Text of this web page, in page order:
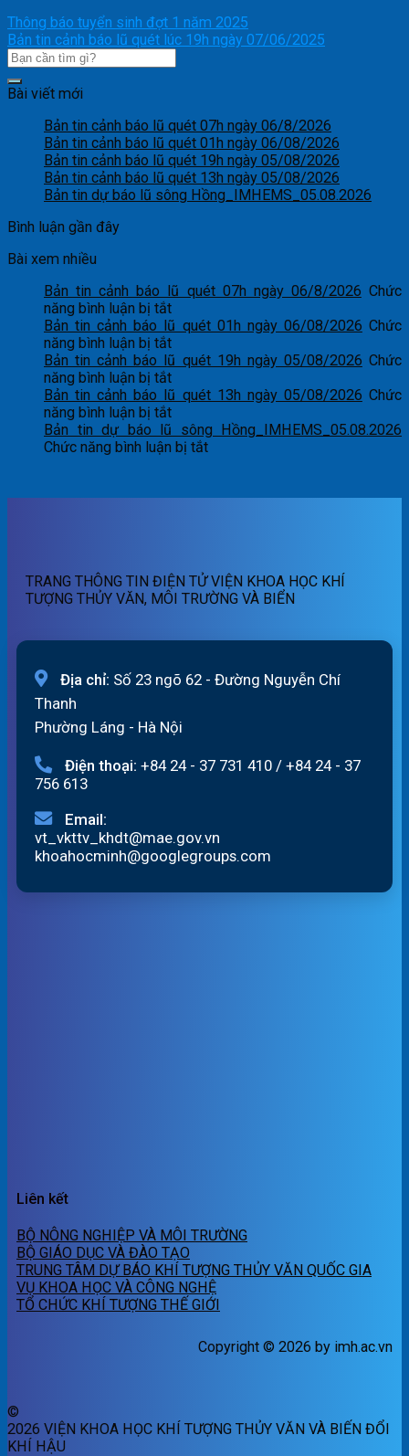
Thông báo tuyển sinh đợt 1 năm 2025
Bản tin cảnh báo lũ quét lúc 19h ngày 07/06/2025
Bài viết mới
Bản tin cảnh báo lũ quét 07h ngày 06/8/2026
Bản tin cảnh báo lũ quét 01h ngày 06/08/2026
Bản tin cảnh báo lũ quét 19h ngày 05/08/2026
Bản tin cảnh báo lũ quét 13h ngày 05/08/2026
Bản tin dự báo lũ sông Hồng_IMHEMS_05.08.2026
Bình luận gần đây
Bài xem nhiều
Bản tin cảnh báo lũ quét 07h ngày 06/8/2026 Chức
năng bình luận bị tắtở
Bản
tin
cảnh
báo
lũ
quét
07h
ngày
Bản tin cảnh báo lũ quét 01h ngày 06/08/2026 Chức
năng bình luận bị tắtở
Bản
tin
cảnh
báo
lũ
quét
06/08/2026
Bản tin cảnh báo lũ quét 19h ngày 05/08/2026 Chức
năng bình luận bị tắtở
Bản
tin
cảnh
báo
19h
Bản tin cảnh báo lũ quét 13h ngày 05/08/2026 Chức
năng bình luận bị tắtở
Bản
tin
lũ
05/08/2026
Bản tin dự báo lũ sông Hồng_IMHEMS_05.08.2026
Chức năng bình luận bị tắtở
dự
TRANG THÔNG TIN ĐIỆN TỬ VIỆN KHOA HỌC KHÍ
TƯỢNG THỦY VĂN, MÔI TRƯỜNG VÀ BIỂN
Địa chỉ: Số 23 ngõ 62 - Đường Nguyễn Chí
Thanh
Phường Láng - Hà Nội
Điện thoại: +84 24 - 37 731 410 / +84 24 - 37
756 613
Email:
vt_vkttv_khdt@mae.gov.vn
khoahocminh@googlegroups.com
Liên kết
BỘ NÔNG NGHIỆP VÀ MÔI TRƯỜNG
BỘ GIÁO DỤC VÀ ĐÀO TẠO
TRUNG TÂM DỰ BÁO KHÍ TƯỢNG THỦY VĂN QUỐC GIA
VỤ KHOA HỌC VÀ CÔNG NGHỆ
TỔ CHỨC KHÍ TƯỢNG THẾ GIỚI
Copyright © 2026 by imh.ac.vn
©
2026 VIỆN KHOA HỌC KHÍ TƯỢNG THỦY VĂN VÀ BIẾN ĐỔI
KHÍ HẬU